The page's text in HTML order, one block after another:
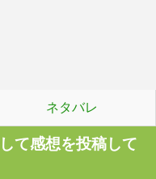
ネタバレ
て感想を投稿して